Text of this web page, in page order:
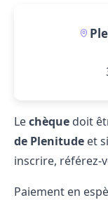
Lechèque doit
de Plenitude et
inscrire, référez-
Paiement en